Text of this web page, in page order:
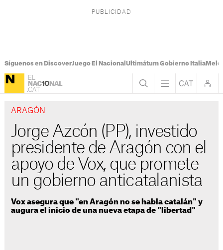
Síguenos en DiscoverJuego El Nacional Ultimátum Gobierno Italia
ARAGÓN
Jorge Azcón (PP), investido
presidente de Aragón con el
apoyo de Vox, que promete
un gobierno anticatalanista
Vox asegura que "en Aragón no se habla catalán" y
augura el inicio de una nueva etapa de "libertad"